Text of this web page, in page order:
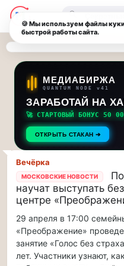
Последние
новости
и
обновления
потока:
Друзья,
приглашаем
на
музыкальную
прогулку
по
Москве
Чайковского!…
Друзья,
приглашаем
на
музыкальную
—
чат-
и
🔍
МЕДИАБИРЖА
QUANTUM NODE v41
ЗАРАБОТАЙ НА
🚀 СТАРТОВЫЙ БОНУС 50
ОТКРЫТЬ СТАКАН ➔
Вечёрка
МОСКОВСКИЕ НОВОСТИ
научат выступать
центре
29 апреля в 17:00
«Преображение»
занятие «Голос без
лет. Участники узнают,
🍪 Мы используем файлы
быстрой работы сайта.